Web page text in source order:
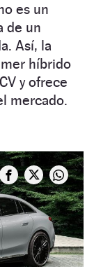
es un
de un
Así, la
híbrido
y ofrece
mercado.